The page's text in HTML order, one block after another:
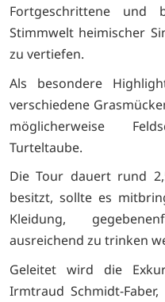
Fortgeschrittene und
Stimmwelt heimischer
zu vertiefen.
Als besondere
verschiedene
möglicherweise
Turteltaube.
Die Tour dauert rund
besitzt, sollte es
Kleidung,
ausreichend zu trinken
Geleitet wird die
Irmtraud Schmidt-